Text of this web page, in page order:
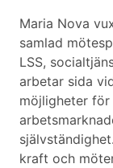
Maria Nova
samlad
LSS,
arbetar sida
möjligheter för
kraft och